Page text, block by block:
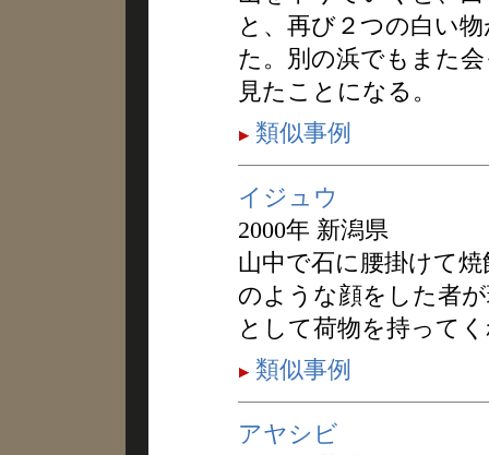
と、再び２つの白い
た。別の浜でもまた
見たことになる。
類似事例
イジュウ
2000年 新潟県
山中で石に腰掛けて
のような顔をした者
として荷物を持って
類似事例
アヤシビ